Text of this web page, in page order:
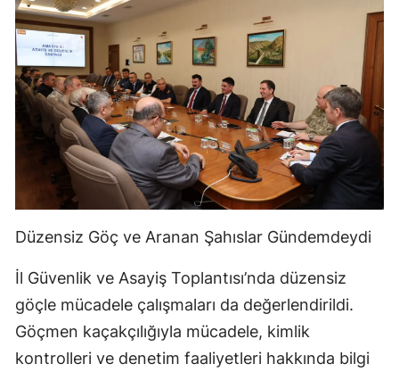
Düzensiz Göç ve Aranan Şahıslar Gündemdeydi
İl Güvenlik ve Asayiş Toplantısı’nda düzensiz
göçle mücadele çalışmaları da değerlendirildi.
Göçmen kaçakçılığıyla mücadele, kimlik
kontrolleri ve denetim faaliyetleri hakkında bilgi